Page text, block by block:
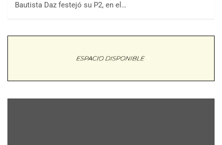
Bautista Daz festejó su P2, en el…